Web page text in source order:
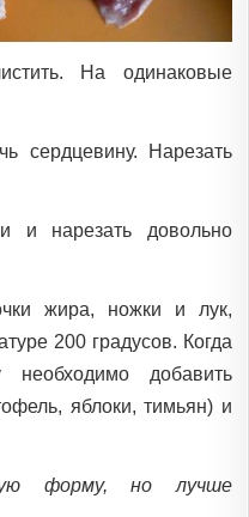
На одинаковые
сердцевину. Нарезать
и нарезать довольно
жира, ножки и лук,
200 градусов. Когда
добавить
яблоки, тимьян) и
форму, но лучше